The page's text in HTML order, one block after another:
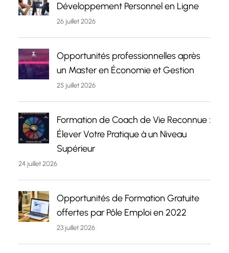
Développement Personnel en Ligne
26 juillet 2026
Opportunités professionnelles après
un Master en Économie et Gestion
25 juillet 2026
Formation de Coach de Vie Reconnue :
Élever Votre Pratique à un Niveau
Supérieur
24 juillet 2026
Opportunités de Formation Gratuite
offertes par Pôle Emploi en 2022
23 juillet 2026